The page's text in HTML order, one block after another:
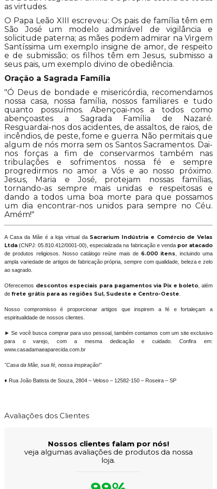
as virtudes.
O Papa Leão XIII escreveu: Os pais de família têm em
São José um modelo admirável de vigilância e
solicitude paterna; as mães podem admirar na Virgem
Santíssima um exemplo insigne de amor, de respeito
e de submissão; os filhos têm em Jesus, submisso a
seus pais, um exemplo divino de obediência.
Oração a Sagrada Família
"Ó Deus de bondade e misericórdia, recomendamos
nossa casa, nossa família, nossos familiares e tudo
quanto possuímos. Abençoai-nos a todos como
abençoastes a Sagrada Família de Nazaré.
Resguardai-nos dos acidentes, de assaltos, de raios, de
incêndios, de peste, fome e guerra. Não permitais que
algum de nós morra sem os Santos Sacramentos. Dai-
nos forças a fim de conservarmos também nas
tribulações e sofrimentos nossa fé e sempre
progredirmos no amor a Vós e ao nosso próximo.
Jesus, Maria e José, protejam nossas famílias,
tornando-as sempre mais unidas e respeitosas e
dando a todos uma boa morte para que possamos
um dia encontrar-nos unidos para sempre no Céu.
Amém!"
A Casa da Mãe é a loja virtual daSacrarium Indústria e Comércio de Velas
Ltda(CNPJ: 05.810.412/0001-00), especializada na fabricação e venda por atacado
de produtos religiosos. Nosso catálogo reúne mais de 6.000 itens
, incluindo uma
ampla variedade de artigos de fabricação própria, sempre com qualidade, beleza e zelo
ao sagrado.
Oferecemos descontos especiais para pagamentos via Pix e boleto , além
de frete grátis para as regiões Sul, Sudeste e Centro-Oeste
Nosso compromisso é proporcionar artigos que inspirem a fé e fortaleçam a
espiritualidade de nossos clientes.
► Se você busca comprar para uso pessoal, também contamos com um site exclusivo
para o varejo, com a mesma dedicação e cuidado. Confira em:
www.casadamaeaparecida.com.br
"Casa da Mãe, sua fé, nossa inspiração!"
♦ Rua João Batista de Souza, 2804 – Veloso – 12582-150 – Roseira – SP
Avaliações dos Clientes
Nossos clientes falam por nós!
veja algumas avaliações de produtos da nossa
loja.